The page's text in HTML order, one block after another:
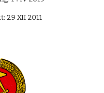
29 XII 2011